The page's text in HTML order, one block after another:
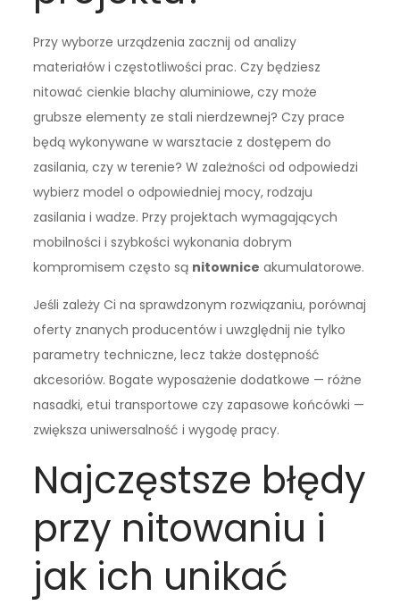
Przy wyborze urządzenia zacznij od analizy
materiałów i częstotliwości prac. Czy będziesz
nitować cienkie blachy aluminiowe, czy może
grubsze elementy ze stali nierdzewnej? Czy prace
będą wykonywane w warsztacie z dostępem do
zasilania, czy w terenie? W zależności od odpowiedzi
wybierz model o odpowiedniej mocy, rodzaju
zasilania i wadze. Przy projektach wymagających
mobilności i szybkości wykonania dobrym
kompromisem często są nitownice akumulatorowe.
Jeśli zależy Ci na sprawdzonym rozwiązaniu, porównaj
oferty znanych producentów i uwzględnij nie tylko
parametry techniczne, lecz także dostępność
akcesoriów. Bogate wyposażenie dodatkowe — różne
nasadki, etui transportowe czy zapasowe końcówki —
zwiększa uniwersalność i wygodę pracy.
Najczęstsze błędy
przy nitowaniu i
jak ich unikać